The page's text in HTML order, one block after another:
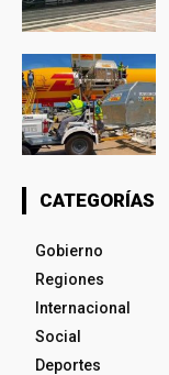
CATEGORÍAS
Gobierno
Regiones
Internacional
Social
Deportes